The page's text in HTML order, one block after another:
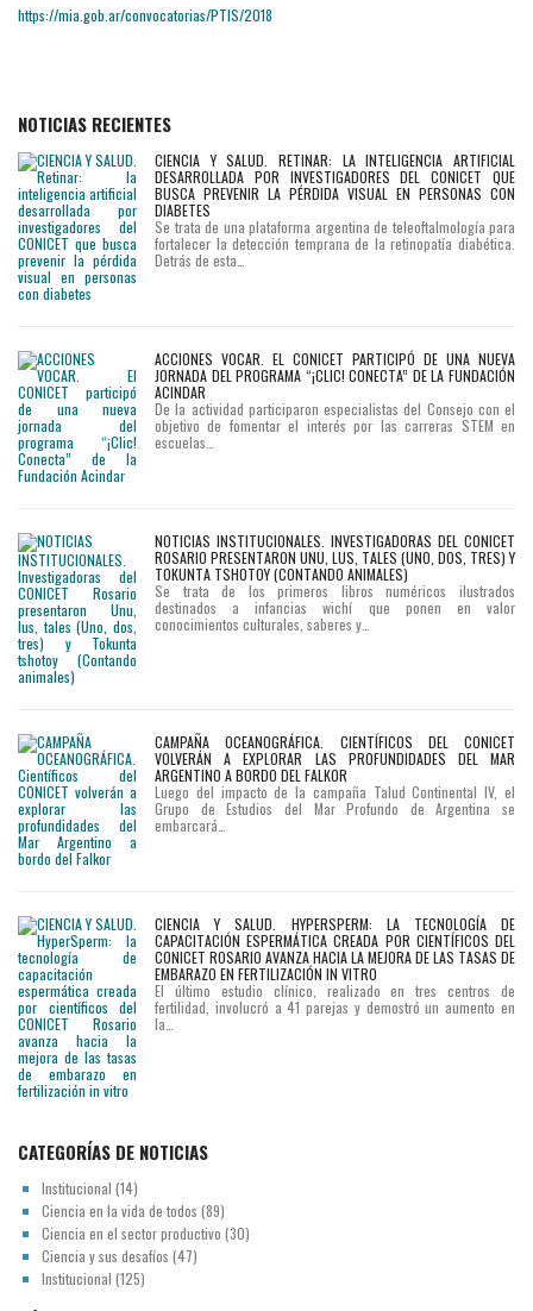
https://mia.gob.ar/convocatorias/PTIS/2018
NOTICIAS RECIENTES
CIENCIA Y SALUD. RETINAR: LA INTELIGENCIA ARTIFICIAL
DESARROLLADA POR INVESTIGADORES DEL CONICET QUE
BUSCA PREVENIR LA PÉRDIDA VISUAL EN PERSONAS CON
DIABETES
Se trata de una plataforma argentina de teleoftalmología para
fortalecer la detección temprana de la retinopatía diabética.
Detrás de esta…
ACCIONES VOCAR. EL CONICET PARTICIPÓ DE UNA NUEVA
JORNADA DEL PROGRAMA “¡CLIC! CONECTA” DE LA FUNDACIÓN
ACINDAR
De la actividad participaron especialistas del Consejo con el
objetivo de fomentar el interés por las carreras STEM en
escuelas…
NOTICIAS INSTITUCIONALES. INVESTIGADORAS DEL CONICET
ROSARIO PRESENTARON UNU, LUS, TALES (UNO, DOS, TRES) Y
TOKUNTA TSHOTOY (CONTANDO ANIMALES)
Se trata de los primeros libros numéricos ilustrados
destinados a infancias wichí que ponen en valor
conocimientos culturales, saberes y…
CAMPAÑA OCEANOGRÁFICA. CIENTÍFICOS DEL CONICET
VOLVERÁN A EXPLORAR LAS PROFUNDIDADES DEL MAR
ARGENTINO A BORDO DEL FALKOR
Luego del impacto de la campaña Talud Continental IV, el
Grupo de Estudios del Mar Profundo de Argentina se
embarcará…
CIENCIA Y SALUD. HYPERSPERM: LA TECNOLOGÍA DE
CAPACITACIÓN ESPERMÁTICA CREADA POR CIENTÍFICOS DEL
CONICET ROSARIO AVANZA HACIA LA MEJORA DE LAS TASAS DE
EMBARAZO EN FERTILIZACIÓN IN VITRO
El último estudio clínico, realizado en tres centros de
fertilidad, involucró a 41 parejas y demostró un aumento en
la…
CATEGORÍAS DE NOTICIAS
Institucional (14)
Ciencia en la vida de todos (89)
Ciencia en el sector productivo (30)
Ciencia y sus desafíos (47)
Institucional (125)